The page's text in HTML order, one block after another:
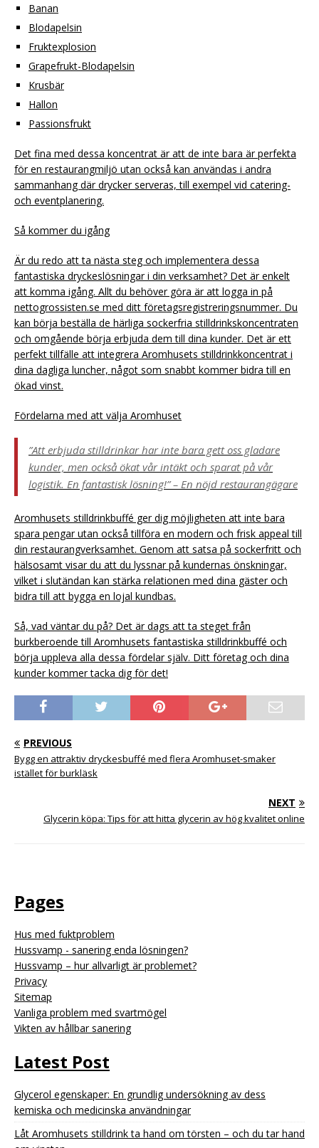
Banan
Blodapelsin
Fruktexplosion
Grapefrukt-Blodapelsin
Krusbär
Hallon
Passionsfrukt
Det fina med dessa koncentrat är att de inte bara är perfekta
för en restaurangmiljö utan också kan användas i andra
sammanhang där drycker serveras, till exempel vid catering-
och eventplanering.
Så kommer du igång
Är du redo att ta nästa steg och implementera dessa
fantastiska dryckeslösningar i din verksamhet? Det är enkelt
att komma igång. Allt du behöver göra är att logga in på
nettogrossisten.se med ditt företagsregistreringsnummer. Du
kan börja beställa de härliga sockerfria stilldrinkskoncentraten
och omgående börja erbjuda dem till dina kunder. Det är ett
perfekt tillfälle att integrera Aromhusets stilldrinkkoncentrat i
dina dagliga luncher, något som snabbt kommer bidra till en
ökad vinst.
Fördelarna med att välja Aromhuset
”Att erbjuda stilldrinkar har inte bara gett oss gladare
kunder, men också ökat vår intäkt och sparat på vår
logistik. En fantastisk lösning!” – En nöjd restaurangägare
Aromhusets stilldrinkbuffé ger dig möjligheten att inte bara
spara pengar utan också tillföra en modern och frisk appeal till
din restaurangverksamhet. Genom att satsa på sockerfritt och
hälsosamt visar du att du lyssnar på kundernas önskningar,
vilket i slutändan kan stärka relationen med dina gäster och
bidra till att bygga en lojal kundbas.
Så, vad väntar du på? Det är dags att ta steget från
burkberoende till Aromhusets fantastiska stilldrinkbuffé och
börja uppleva alla dessa fördelar själv. Ditt företag och dina
kunder kommer tacka dig för det!
PREVIOUS
Bygg en attraktiv dryckesbuffé med flera Aromhuset-smaker
istället för burkläsk
NEXT
Glycerin köpa: Tips för att hitta glycerin av hög kvalitet online
Pages
Hus med fuktproblem
Hussvamp - sanering enda lösningen?
Hussvamp – hur allvarligt är problemet?
Privacy
Sitemap
Vanliga problem med svartmögel
Vikten av hållbar sanering
Latest Post
Glycerol egenskaper: En grundlig undersökning av dess
kemiska och medicinska användningar
Låt Aromhusets stilldrink ta hand om törsten – och du tar hand